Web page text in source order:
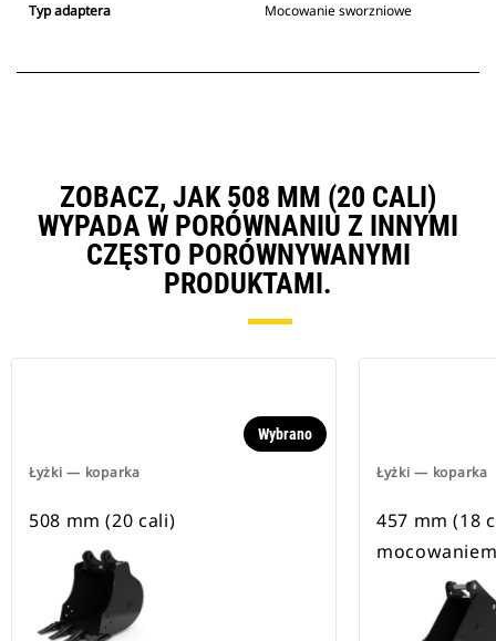
Typ adaptera Mocowanie sworzniowe
ZOBACZ, JAK 508 MM (20 CALI)
WYPADA W PORÓWNANIU Z INNYMI
CZĘSTO PORÓWNYWANYMI
PRODUKTAMI.
Łyżki — koparka
Wybrano
508 mm (20 cali)
Łyżki — koparka
457 mm (18